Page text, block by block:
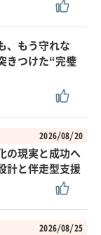
、もう守れな
きつけた“完璧
2026/08/20
の現実と成功へ
と伴走型支援
2026/08/25